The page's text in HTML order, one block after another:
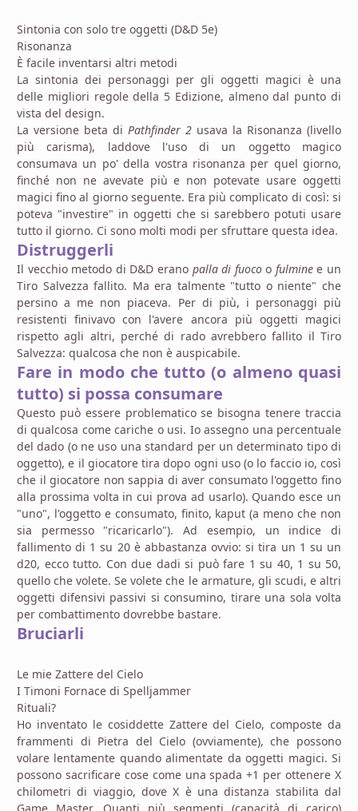
Sintonia con solo tre oggetti (D&D 5e)
Risonanza
È facile inventarsi altri metodi
La sintonia dei personaggi per gli oggetti magici è una
delle migliori regole della 5 Edizione, almeno dal punto di
vista del design.
La versione beta di Pathfinder 2 usava la Risonanza (livello
più carisma), laddove l'uso di un oggetto magico
consumava un po' della vostra risonanza per quel giorno,
finché non ne avevate più e non potevate usare oggetti
magici fino al giorno seguente. Era più complicato di così: si
poteva "investire" in oggetti che si sarebbero potuti usare
tutto il giorno. Ci sono molti modi per sfruttare questa idea.
Distruggerli
Il vecchio metodo di D&D erano palla di fuocoo fulminee un
Tiro Salvezza fallito. Ma era talmente "tutto o niente" che
persino a me non piaceva. Per di più, i personaggi più
resistenti finivavo con l'avere ancora più oggetti magici
rispetto agli altri, perché di rado avrebbero fallito il Tiro
Salvezza: qualcosa che non è auspicabile.
Fare in modo che tutto (o almeno quasi
tutto) si possa consumare
Questo può essere problematico se bisogna tenere traccia
di qualcosa come cariche o usi. Io assegno una percentuale
del dado (o ne uso una standard per un determinato tipo di
oggetto), e il giocatore tira dopo ogni uso (o lo faccio io, così
che il giocatore non sappia di aver consumato l'oggetto fino
alla prossima volta in cui prova ad usarlo). Quando esce un
"uno", l'oggetto e consumato, finito, kaput (a meno che non
sia permesso "ricaricarlo"). Ad esempio, un indice di
fallimento di 1 su 20 è abbastanza ovvio: si tira un 1 su un
d20, ecco tutto. Con due dadi si può fare 1 su 40, 1 su 50,
quello che volete. Se volete che le armature, gli scudi, e altri
oggetti difensivi passivi si consumino, tirare una sola volta
per combattimento dovrebbe bastare.
Bruciarli
Le mie Zattere del Cielo
I Timoni Fornace di Spelljammer
Rituali?
Ho inventato le cosiddette Zattere del Cielo, composte da
frammenti di Pietra del Cielo (ovviamente), che possono
volare lentamente quando alimentate da oggetti magici. Si
possono sacrificare cose come una spada +1 per ottenere X
chilometri di viaggio, dove X è una distanza stabilita dal
Game Master. Quanti più segmenti (capacità di carico)